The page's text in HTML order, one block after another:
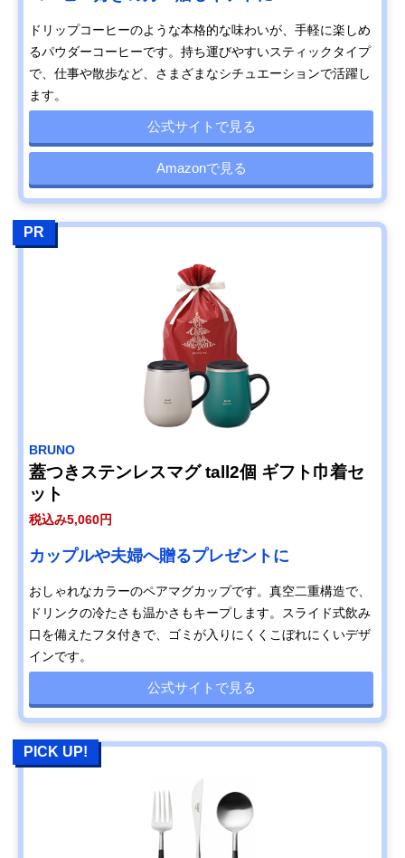
ドリップコーヒーのような本格的な味わいが、手軽に楽しめ
るパウダーコーヒーです。持ち運びやすいスティックタイプ
で、仕事や散歩など、さまざまなシチュエーションで活躍し
ます。
公式サイトで見る
Amazonで見る
PR
BRUNO
蓋つきステンレスマグ tall2個 ギフト巾着セ
ット
税込み5,060円
カップルや夫婦へ贈るプレゼントに
おしゃれなカラーのペアマグカップです。真空二重構造で、
ドリンクの冷たさも温かさもキープします。スライド式飲み
口を備えたフタ付きで、ゴミが入りにくくこぼれにくいデザ
インです。
公式サイトで見る
PICK UP!